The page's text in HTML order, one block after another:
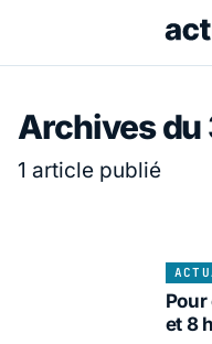
Archives du
1 article publié
et 8